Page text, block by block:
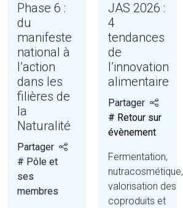
Phase 6 :
du
manifeste
national à
l’action
dans les
filières de
la
Naturalité
Partager
# Pôle et
ses
membres
JAS 2026 :
4
tendances
de
l’innovation
alimentaire
Partager
# Retour sur
évènement
Fermentation,
nutracosmétique,
valorisation des
coproduits et